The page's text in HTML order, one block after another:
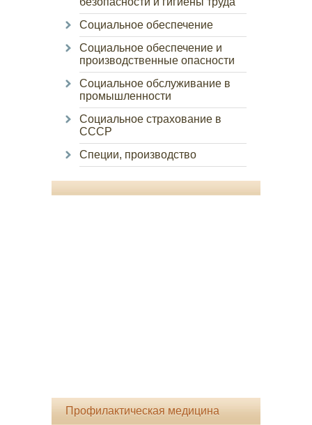
Социальное обеспечение
Социальное обеспечение и
производственные опасности
Социальное обслуживание в
промышленности
Социальное страхование в
СССР
Специи, производство
Профилактическая медицина